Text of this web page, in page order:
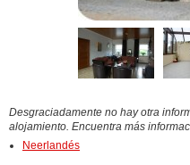
Desgraciadamente no hay otra
alojamiento. Encuentra más
Neerlandés